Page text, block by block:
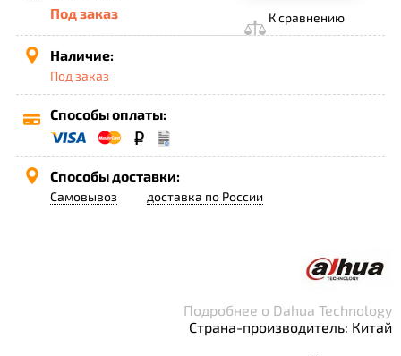
Под заказ К сравнению
Наличие:
Под заказ
Способы оплаты:
Способы доставки:
Самовывоз доставка по России
Подробнее о Dahua Technology
Страна-производитель: Китай